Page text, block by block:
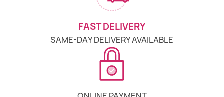
FAST DELIVERY
SAME-DAY DELIVERY AVAILABLE